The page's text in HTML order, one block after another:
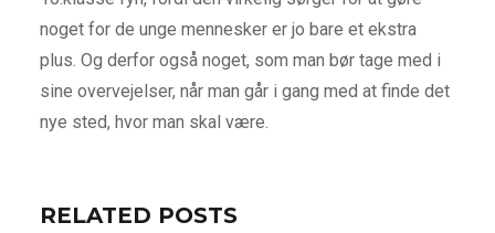
noget for de unge mennesker er jo bare et ekstra
plus. Og derfor også noget, som man bør tage med i
sine overvejelser, når man går i gang med at finde det
nye sted, hvor man skal være.
RELATED POSTS